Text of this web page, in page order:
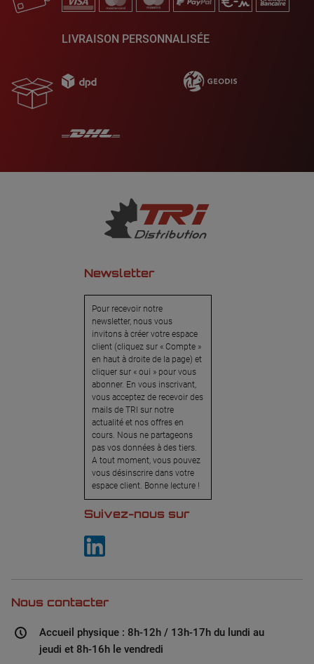
LIVRAISON PERSONNALISÉE
Newsletter
Pour recevoir notre
newsletter, nous vous
invitons à créer votre espace
client (cliquez sur « Compte »
en haut à droite de la page) et
cliquer sur « oui » pour vous
abonner. En vous inscrivant,
vous acceptez de recevoir des
mails de TRI sur notre
actualité et nos offres en
cours. Nous ne partageons
pas vos données à des tiers.
A tout moment, vous pouvez
vous désinscrire dans votre
espace client. Bonne lecture !
Suivez-nous sur
Nous contacter
Accueil physique : 8h-12h / 13h-17h du lundi au
jeudi et 8h-16h le vendredi